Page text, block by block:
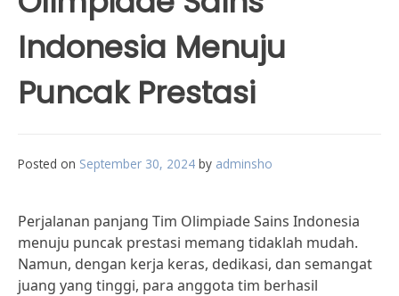
Indonesia Menuju
Puncak Prestasi
Posted on September 30, 2024 by adminsho
Perjalanan panjang Tim Olimpiade Sains Indonesia
menuju puncak prestasi memang tidaklah mudah.
Namun, dengan kerja keras, dedikasi, dan semangat
juang yang tinggi, para anggota tim berhasil